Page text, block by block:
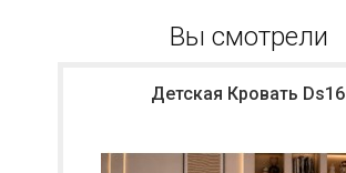
Вы смотрели
Детская Кровать Ds16